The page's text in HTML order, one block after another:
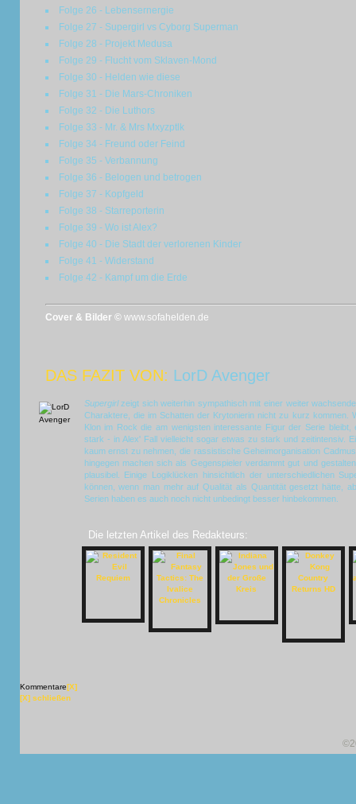
Folge 26 - Lebensernergie
Folge 27 - Supergirl vs Cyborg Superman
Folge 28 - Projekt Medusa
Folge 29 - Flucht vom Sklaven-Mond
Folge 30 - Helden wie diese
Folge 31 - Die Mars-Chroniken
Folge 32 - Die Luthors
Folge 33 - Mr. & Mrs Mxyzptlk
Folge 34 - Freund oder Feind
Folge 35 - Verbannung
Folge 36 - Belogen und betrogen
Folge 37 - Kopfgeld
Folge 38 - Starreporterin
Folge 39 - Wo ist Alex?
Folge 40 - Die Stadt der verlorenen Kinder
Folge 41 - Widerstand
Folge 42 - Kampf um die Erde
Cover & Bilder © www.sofahelden.de
DAS FAZIT VON: LorD Avenger
Supergirl zeigt sich weiterhin sympathisch mit einer weiter
Charaktere, die im Schatten der Krytonierin nicht zu kurz kommen.
Klon im Rock die am wenigsten interessante Figur der Serie
stark - in Alex' Fall vielleicht sogar etwas zu stark und zeitintensiv.
kaum ernst zu nehmen, die rassistische Geheimorganisation
hingegen machen sich als Gegenspieler verdammt gut und
plausibel. Einige Logiklücken hinsichtlich der unterschiedlichen
können, wenn man mehr auf Qualität als Quantität gesetzt hätte,
Serien haben es auch noch nicht unbedingt besser hinbekommen.
Die letzten Artikel des Redakteurs:
Kommentare[X]
[X] schließen